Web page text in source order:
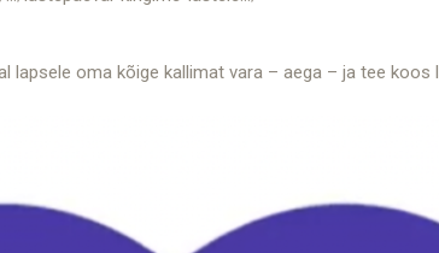
lapsele oma kõige kallimat vara – aega – ja tee